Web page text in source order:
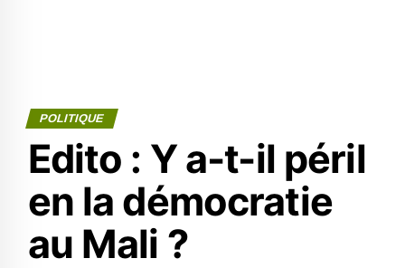
POLITIQUE
Edito : Y a-t-il péril
en la démocratie
au Mali ?